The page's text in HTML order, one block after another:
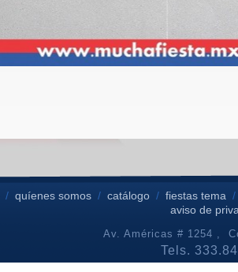
/quíenes somos /catálogo / fiestas tema
aviso de
Av. Américas # 1254 ,
Tels.